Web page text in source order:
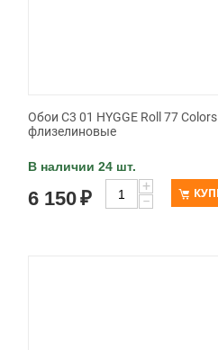
Обои C3 01 HYGGE Roll 77
флизелиновые
В наличии 24 шт.
6 150₽
+
−